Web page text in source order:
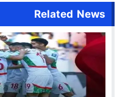
Related News